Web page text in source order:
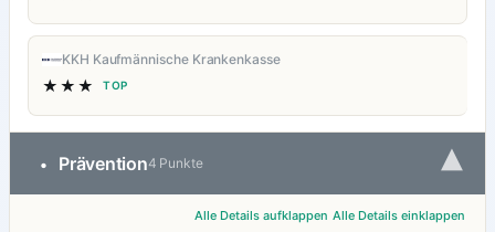
KKH Kaufmännische Krankenkasse
★★★ TOP
• Prävention4 Punkte ▾
Alle Details aufklappen Alle Details einklappen